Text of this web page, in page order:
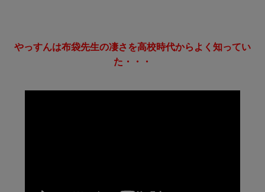
やっすんは布袋先生の凄さを高校時代からよく知ってい
た・・・